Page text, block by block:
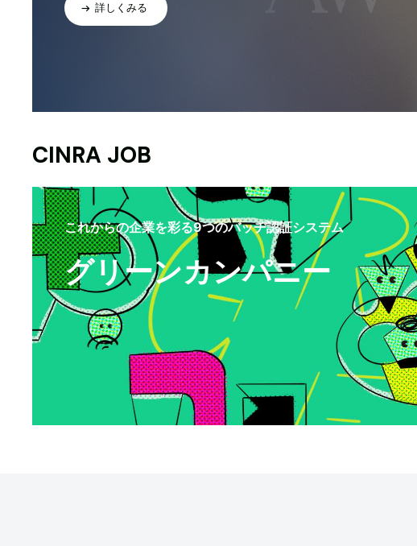
詳しくみる
CINRA JOB
これからの企業を彩る9つのバッヂ認証システム
グリーンカンパニー